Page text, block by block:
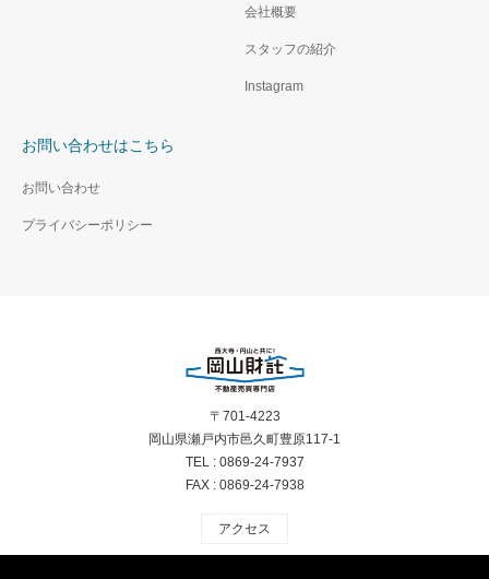
会社概要
スタッフの紹介
Instagram
お問い合わせはこちら
お問い合わせ
プライバシーポリシー
〒701-4223
岡山県瀬戸内市邑久町豊原117-1
TEL : 0869-24-7937
FAX : 0869-24-7938
アクセス